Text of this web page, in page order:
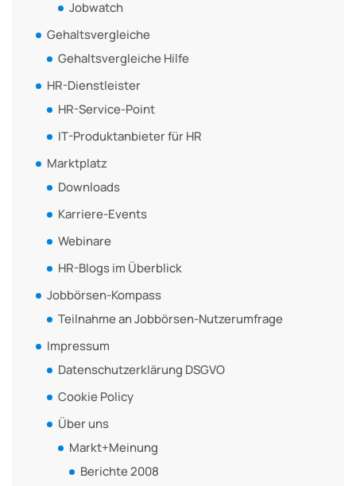
Jobwatch
Gehaltsvergleiche
Gehaltsvergleiche Hilfe
HR-Dienstleister
HR-Service-Point
IT-Produktanbieter für HR
Marktplatz
Downloads
Karriere-Events
Webinare
HR-Blogs im Überblick
Jobbörsen-Kompass
Teilnahme an Jobbörsen-Nutzerumfrage
Impressum
Datenschutzerklärung DSGVO
Cookie Policy
Über uns
Markt+Meinung
Berichte 2008